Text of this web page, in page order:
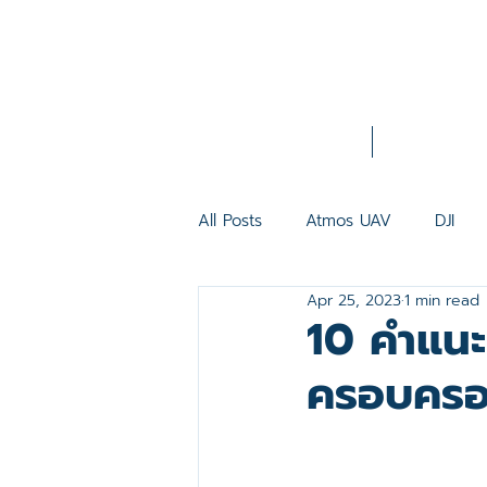
All Posts Atmos UAV DJI
VTOL FIXED WING INSEE
Matrice 350 RTK DJI Pilot 2
10 คำแน
ครอบคร
Apr 25, 20231 min read